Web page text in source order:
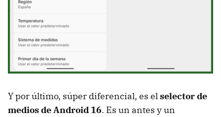
Y por último, súper diferencial, es elselector de
medios de Android 16. Es un antes y un